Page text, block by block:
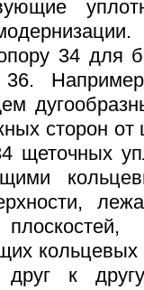
34 для
36.
сторон
щеточных
друг к